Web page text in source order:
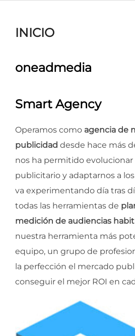
INICIO
oneadmedia
Smart Agency
Operamos como agencia de
publicidad desde hace más
nos ha permitido
publicitario y adaptarnos a
va experimentando día tras
todas las herramientas de
medición de audiencias
nuestra herramienta más
equipo, un grupo de
la perfección el mercado
conseguir el mejor ROI en